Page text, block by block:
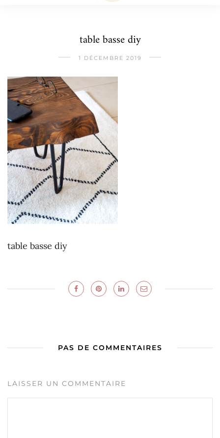
table basse diy
1 DÉCEMBRE 2019
table basse diy
PAS DE COMMENTAIRES
LAISSER UN COMMENTAIRE